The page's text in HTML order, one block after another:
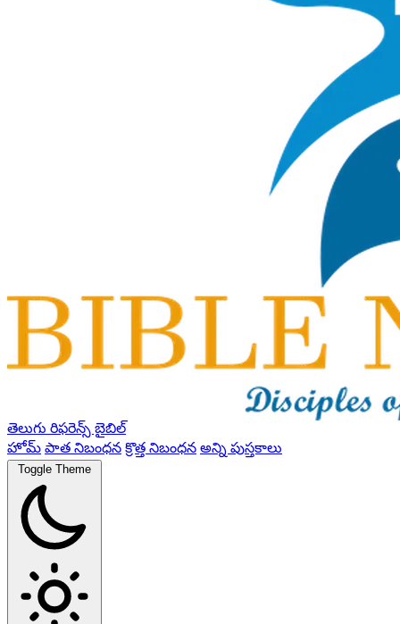
తెలుగు రిఫరెన్స్ బైబిల్
హోమ్ పాత నిబంధన క్రొత్త నిబంధన అన్ని పుస్తకాలు
Toggle Theme